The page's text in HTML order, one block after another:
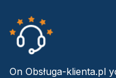
On Obsługa-klienta.pl